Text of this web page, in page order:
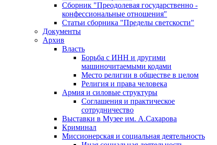
Сборник "Преодолевая государственно -
конфессиональные отношения"
Статьи сборника "Пределы светскости"
Документы
Архив
Власть
Борьба с ИНН и другими
машиночитаемыми кодами
Место религии в обществе в целом
Религия и права человека
Армия и силовые структуры
Соглашения и практическое
сотрудничество
Выставки в Музее им. А.Сахарова
Криминал
Миссионерская и социальная деятельность